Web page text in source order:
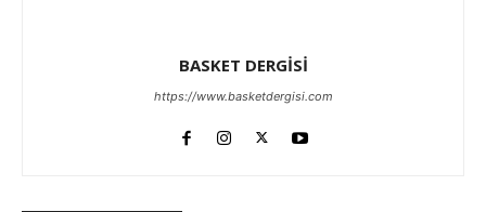
BASKET DERGİSİ
https://www.basketdergisi.com